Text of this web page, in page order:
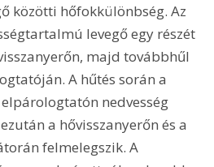
közötti hőfokkülönbség. Az
levegő egy részét
majd továbbhűl
A hűtés során a
nedvesség
a hővisszanyerőn és a
felmelegszik. A